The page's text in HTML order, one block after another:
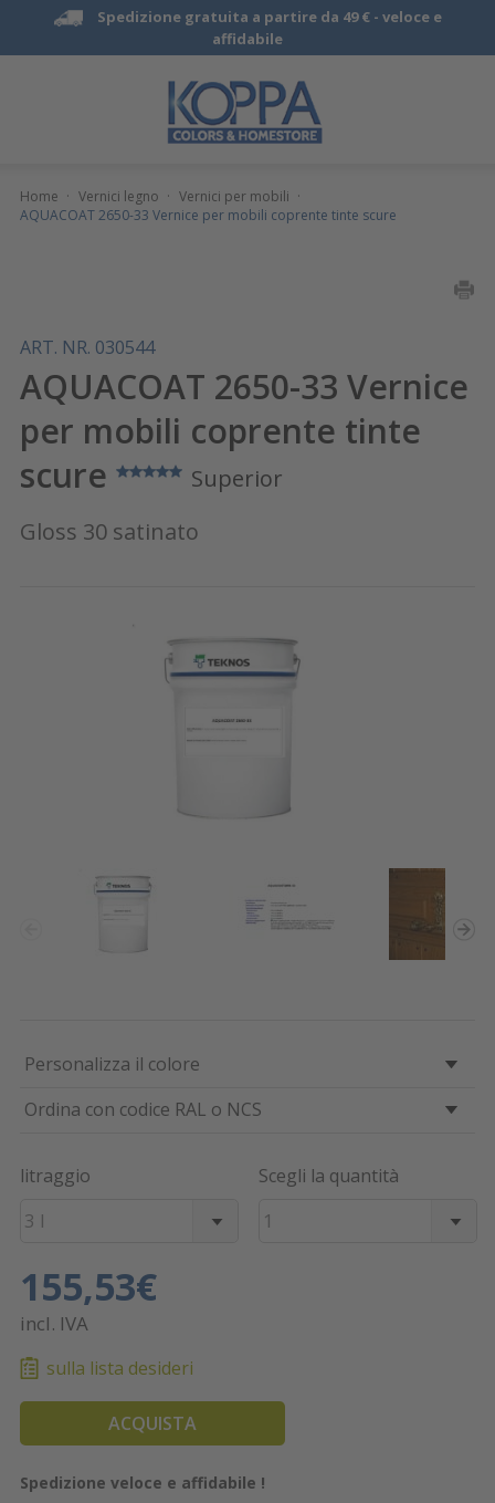
Spedizione gratuita a partire da 49 € - veloce e
affidabile
Home · Vernici legno · Vernici per mobili ·
AQUACOAT 2650-33 Vernice per mobili coprente tinte scure
ART. NR. 030544
AQUACOAT 2650-33 Vernice
per mobili coprente tinte
scure
Superior
Gloss 30 satinato
Personalizza il colore
Ordina con codice RAL o NCS
litraggio
3 l
Scegli la quantità
1
155,53€
incl. IVA
sulla lista desideri
ACQUISTA
Spedizione veloce e affidabile !